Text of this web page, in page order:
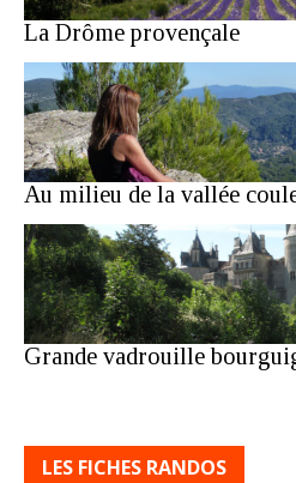
La Drôme provençale
Au milieu de la vallée
Grande vadrouille
LES FICHES RANDOS